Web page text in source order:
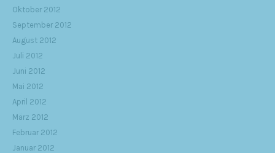
Oktober 2012
September 2012
August 2012
Juli 2012
Juni 2012
Mai 2012
April 2012
März 2012
Februar 2012
Januar 2012